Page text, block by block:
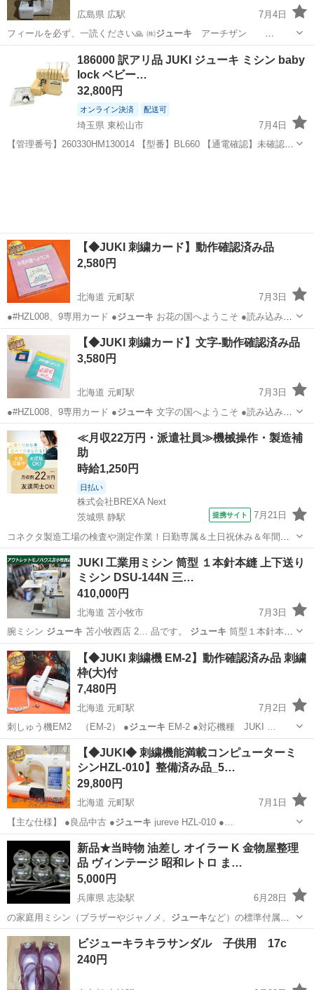
広島県 広駅
7月4日
フィールを必ず、一読ください🙏 ㈱ジューキ アーチザン
MODEL A330…
生活家電
186000 訳アリ品 JUKI ジューキ ミシン baby
lock ベビー…
32,800円
オンライン決済 配送可
埼玉県 東松山市
7月4日
【管理番号】260330HM130014 【型番】BL660 【通電確認】未確認
【◆JUKI 刺繍カード】動作確認済み品
2,580円
北海道 元町駅
7月3日
●#HZL008、9専用カード ●ジューキ お花の国へようこそ ●読み込み
確…
北海道 札幌市 元町駅 生活家電 HZL
【◆JUKI 刺繍カード】文字-動作確認済み品
3,580円
北海道 元町駅
7月3日
●#HZL008、9専用カード ●ジューキ 文字の国へようこそ ●読み込み
確…
北海道 札幌市 元町駅 生活家電 HZL
≪月収22万円・派遣社員≫機械操作・製造補
助
時給1,250円
日払い
株式会社BREXA Next
茨城県 静駅
提携サイト 7月21日
コネクタ製造工場の検査や測定作業！日勤専属＆土日祝休み＆年間休
日128日★クリーンルーム内作業★マイカー通勤OK＆無料駐車場あり
★就業先食堂利用可！日払い制度あり！《茨城県常陸大宮市》 人気の
工場のお仕事 ◇コネクタ製造工...
茨城 常陸大宮市 静駅 その他
JUKI 工業用ミシン 筒型 １本針本縫 上下送り
ミシン DSU-144N 三…
410,000円
北海道 苫小牧市
7月3日
腕ミシン ジューキ 苫小牧西店 2… 品です。 ジューキ 筒型１本針本
縫… カー JUKI/ジューキ筒型１本針本…
北海道 苫小牧市 生活家電
【◆JUKI 刺繍機 EM-2】動作確認済み品 刺繍
枠(大)付
7,480円
北海道 元町駅
7月2日
刺しゅう機EM2 （EM-2） ●ジューキ EM-2 ●対応機種 JUKI …
北海道 札幌市 元町駅 生活家電 JUKI
【◆JUKI◆ 刺繍機能満載コンピューターミ
シンHZL-010】整備済み品_5…
29,800円
北海道 元町駅
7月1日
【主な仕様】 ●良品中古 ●ジューキ jureve HZL-010 ●…
北海道 札幌市 元町駅 生活家電 HZL
新品★当時物 油差し オイラー K 金物屋整理
品 ヴィンテージ 昭和レトロ ま…
5,000円
兵庫県 志染駅
6月28日
の家庭用ミシン（ブラザーやジャノメ、 ジューキなど）の標準付属品
として爆発的な数が…
兵庫 三木市 その他
ビジューキラキラサンダル 子供用 17c
240円